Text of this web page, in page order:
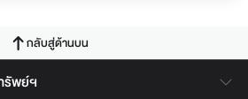
กลับสู่ด้านบน
รัพย์ฯ